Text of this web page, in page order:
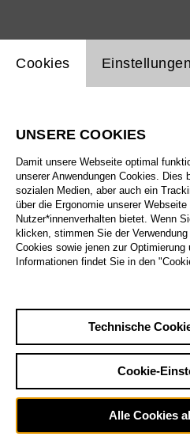
Alle Sparten
Alle Spielstätten
Alle Merkmale
Sa29.8.
Einstellung Website Cookie
Cookies Einstellungen
UNSERE COOKIES
Damit unsere Webseite optimal
unserer Anwendungen Cookies. Dies
sozialen Medien, aber auch ein
über die Ergonomie unserer Webseite
Nutzer*innenverhalten bietet. Wenn
klicken, stimmen Sie der
Cookies sowie jenen zur
Informationen findet Sie in den
Technische
Cookie-
Alle Cookies